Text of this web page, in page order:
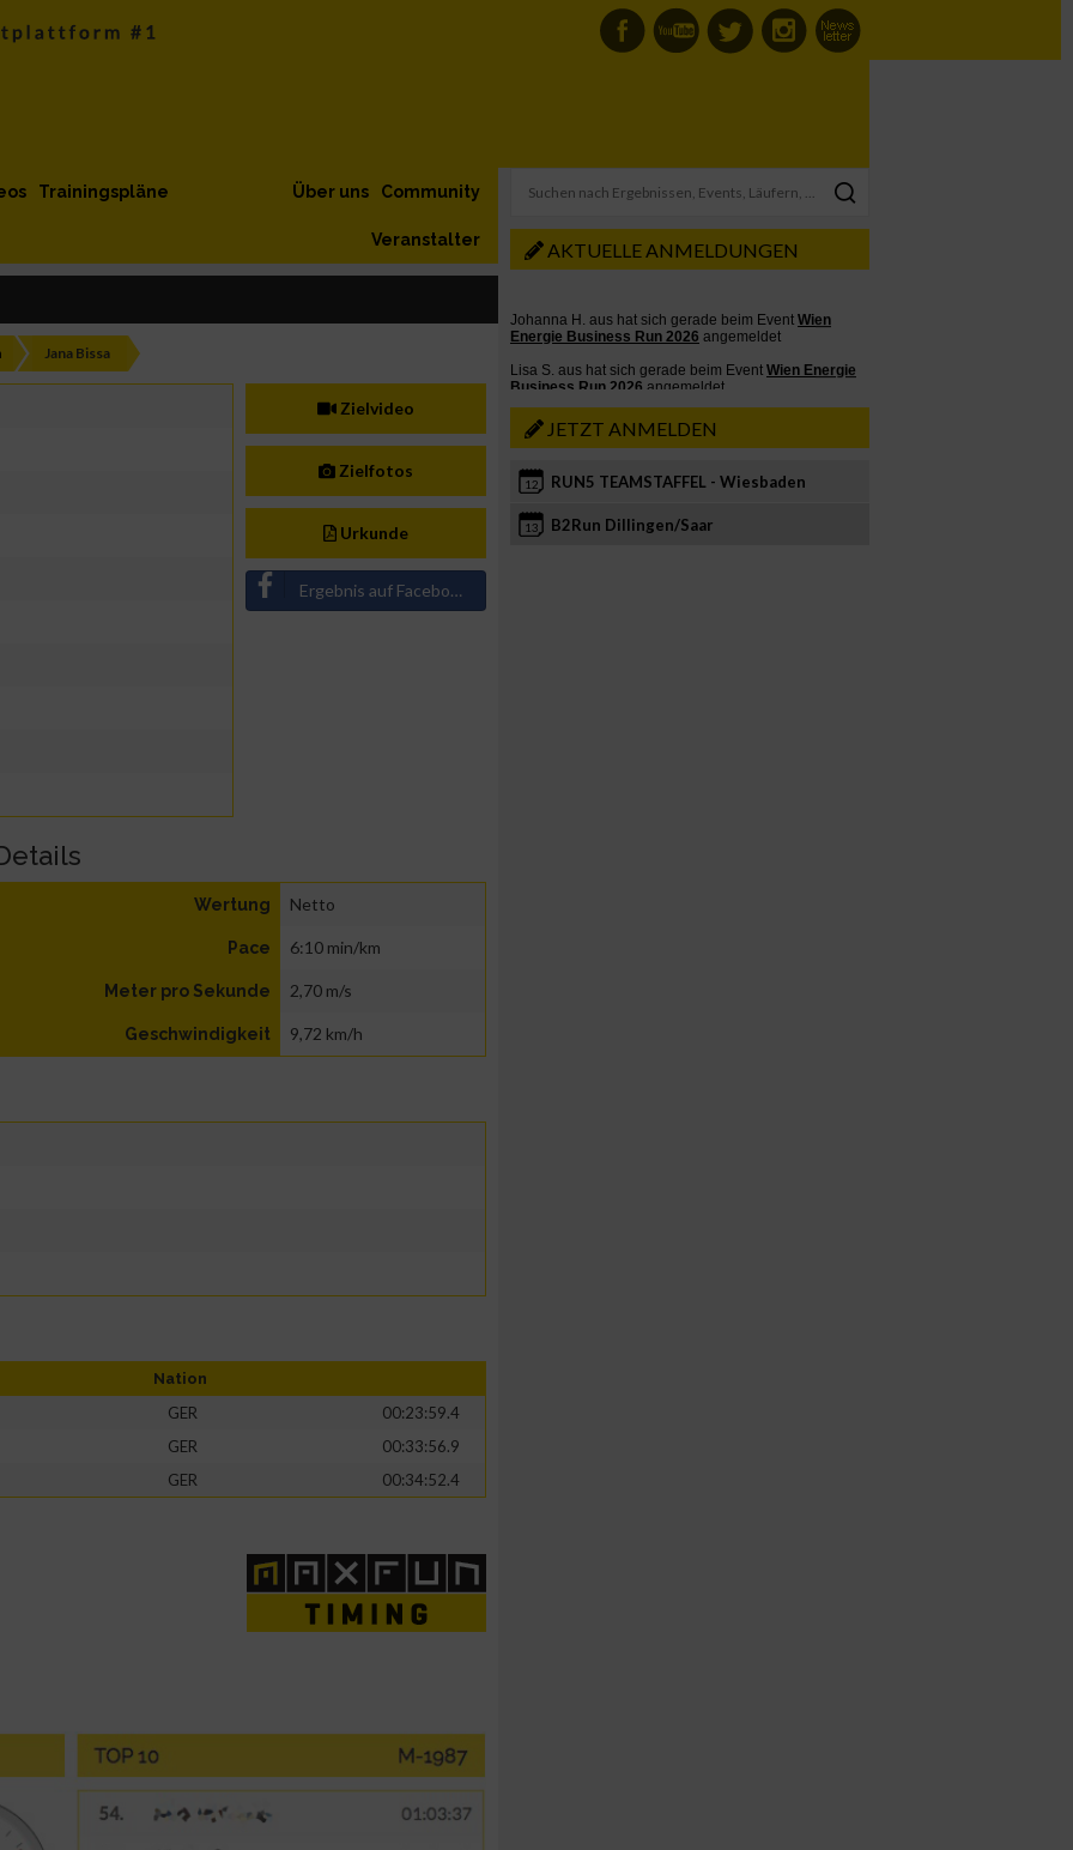
Trainingspläne Community
Über uns
Veranstalter
Jana Bissa
Zielvideo
Zielfotos
Urkunde
Ergebnis auf Facebook teilen
Wertung Netto
Pace 6:10 min/km
Meter pro Sekunde 2,70 m/s
Geschwindigkeit 9,72 km/h
Nation
GER
00:23:59.4
GER
00:33:56.9
GER 00:34:52.4
AKTUELLE ANMELDUNGEN
JETZT ANMELDEN
12 RUN5 TEAMSTAFFEL - Wiesbaden
13 B2Run Dillingen/Saar